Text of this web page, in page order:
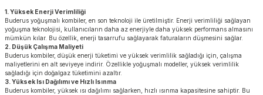
1. Yüksek Enerji Verimliliği
Buderus yoğuşmalı kombiler, en son teknoloji ile üretilmiştir. Enerji verimliliği sağlayan
yoğuşma teknolojisi, kullanıcıların daha az enerjiyle daha yüksek performans almasını
mümkün kılar. Bu özellik, enerji tasarrufu sağlayarak faturaların düşmesini sağlar.
2. Düşük Çalışma Maliyeti
Buderus kombiler, düşük enerji tüketimi ve yüksek verimlilik sağladığı için, çalışma
maliyetlerini en alt seviyeye indirir. Özellikle yoğuşmalı modeller, yüksek verimlilik
sağladığı için doğalgaz tüketimini azaltır.
3. Yüksek Isı Dağılımı ve Hızlı Isınma
Buderus kombiler, yüksek ısı dağılımı sağlarken, hızlı ısınma kapasitesine sahiptir. Bu